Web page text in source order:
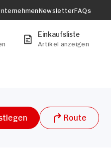
NewsletterFAQs
Einkaufsliste
Artikel anzeigen
Route